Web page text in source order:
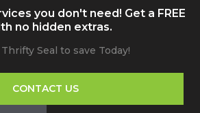
you don't need! Get a FREE
no hidden extras.
Seal to save Today!
CONTACT US